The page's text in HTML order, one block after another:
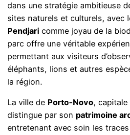
dans une stratégie ambitieuse
sites naturels et culturels, avec
Pendjari comme joyau de la
parc offre une véritable
permettant aux visiteurs
éléphants, lions et autres
la région.
La ville de Porto-Novo, capitale
distingue par son patrimoine
entretenant avec soin les